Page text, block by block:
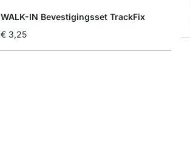
WALK-IN Bevestigingsset TrackFix
€ 3,25